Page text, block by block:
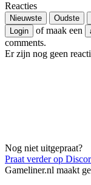
Reacties
Nieuwste Oudste
Login
of maak een
comments.
Er zijn nog geen
Nog niet uitgepraat?
Praat verder op
Gameliner.nl maakt